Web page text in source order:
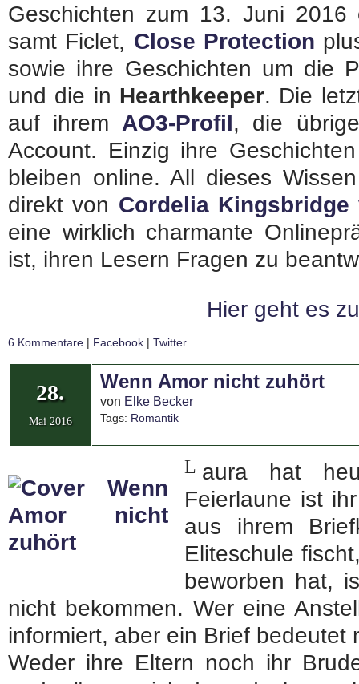
Geschichten zum 13. Juni
samt Ficlet, Close Protection
sowie ihre Geschichten um die
und die in Hearthkeeper. Die
auf ihrem AO3-Profil, die
Account. Einzig ihre
bleiben online. All dieses
direkt von Cordelia Kingsbridge
eine wirklich charmante
ist, ihren Lesern Fragen zu
Hier geht es
6 Kommentare | Facebook | Twitter
28.
Mai 2016
Wenn Amor nicht zuhört
von Elke Becker
Tags: Romantik
L aura hat
Feierlaune ist
aus ihrem
Eliteschule
beworben hat,
nicht bekommen. Wer eine
informiert, aber ein Brief bedeutet
Weder ihre Eltern noch ihr